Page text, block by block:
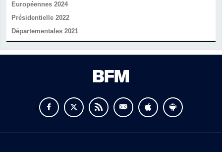
Européennes 2024
Présidentielle 2022
Départementales 2021
v